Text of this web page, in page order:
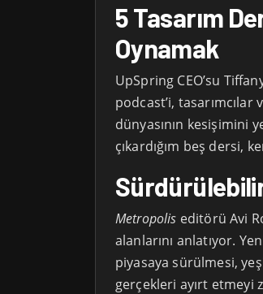
5 Tasarım
Oynamak
UpSpring CEO’su
podcast’i, tasarımcılar
dünyasının kesişimini
çıkardığım beş dersi,
Metropolis editörü Avi
alanlarını anlatıyor.
piyasaya sürülmesi,
gerçekleri ayırt etmeyi